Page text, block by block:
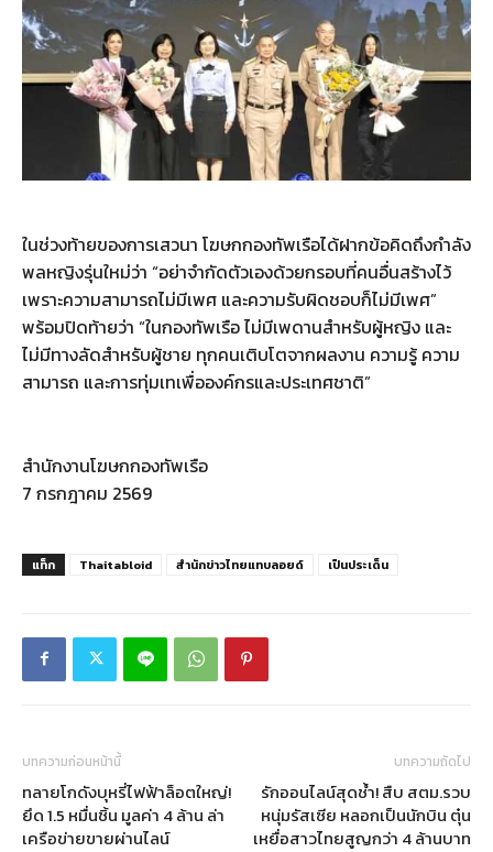
ในช่วงท้ายของการเสวนา โฆษกกองทัพเรือได้ฝากข้อคิดถึงกำลัง
พลหญิงรุ่นใหม่ว่า “อย่าจำกัดตัวเองด้วยกรอบที่คนอื่นสร้างไว้
เพราะความสามารถไม่มีเพศ และความรับผิดชอบก็ไม่มีเพศ”
พร้อมปิดท้ายว่า “ในกองทัพเรือ ไม่มีเพดานสำหรับผู้หญิง และ
ไม่มีทางลัดสำหรับผู้ชาย ทุกคนเติบโตจากผลงาน ความรู้ ความ
สามารถ และการทุ่มเทเพื่อองค์กรและประเทศชาติ”
สำนักงานโฆษกกองทัพเรือ
7 กรกฎาคม 2569
แท็ก Thaitabloid สำนักข่าวไทยแทบลอยด์ เป็นประเด็น
บทความก่อนหน้านี้
ทลายโกดังบุหรี่ไฟฟ้าล็อตใหญ่!
ยึด 1.5 หมื่นชิ้น มูลค่า 4 ล้าน ล่า
เครือข่ายขายผ่านไลน์
บทความถัดไป
รักออนไลน์สุดช้ำ! สืบ สตม.รวบ
หนุ่มรัสเซีย หลอกเป็นนักบิน ตุ๋น
เหยื่อสาวไทยสูญกว่า 4 ล้านบาท